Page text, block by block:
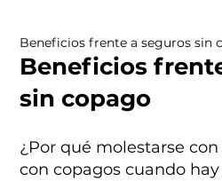
Beneficios frente a seguros sin
Beneficios
sin copago
¿Por qué molestarse
con copagos cuando